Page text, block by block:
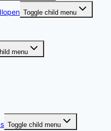
Toggle child menu
menu
Toggle child menu